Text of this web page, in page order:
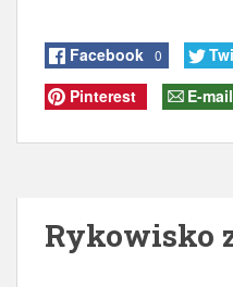
Facebook 0
Pinterest E-mail
Rykowisko